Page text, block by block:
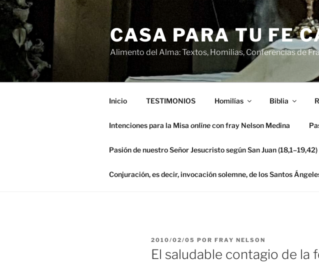
Saltar
contenido
CASA PARA TU FE
Alimento del Alma: Textos, Homilias, Conferencias de
Inicio TESTIMONIOS Homilías Biblia
Intenciones para la Misa onlinecon fray Nelson Medina
Pasión de nuestro Señor Jesucristo según San Juan (18,1–19,42)
Conjuración, es decir, invocación solemne, de los Santos
PUBLICADO
EL
2010/02/05 POR FRAY NELSON
El saludable contagio de la